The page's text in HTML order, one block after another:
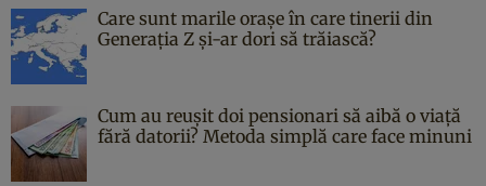
Care sunt marile orașe în care tinerii din
Generația Z și-ar dori să trăiască?
Cum au reușit doi pensionari să aibă o viață
fără datorii? Metoda simplă care face minuni